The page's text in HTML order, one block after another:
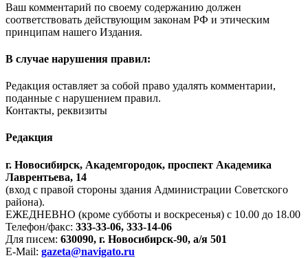
Ваш комментарий по своему содержанию должен
соответствовать действующим законам РФ и этическим
принципам нашего Издания.
В случае нарушения правил:
Редакция оставляет за собой право удалять комментарии,
поданные с нарушением правил.
Контакты, реквизиты
Редакция
г. Новосибирск, Академгородок, проспект Академика
Лаврентьева, 14
(вход с правой стороны здания Администрации Советского
района).
ЕЖЕДНЕВНО (кроме субботы и воскресенья) с 10.00 до 18.00
Телефон/факс: 333-33-06, 333-14-06
Для писем: 630090, г. Новосибирск-90, а/я 501
E-Mail: gazeta@navigato.ru